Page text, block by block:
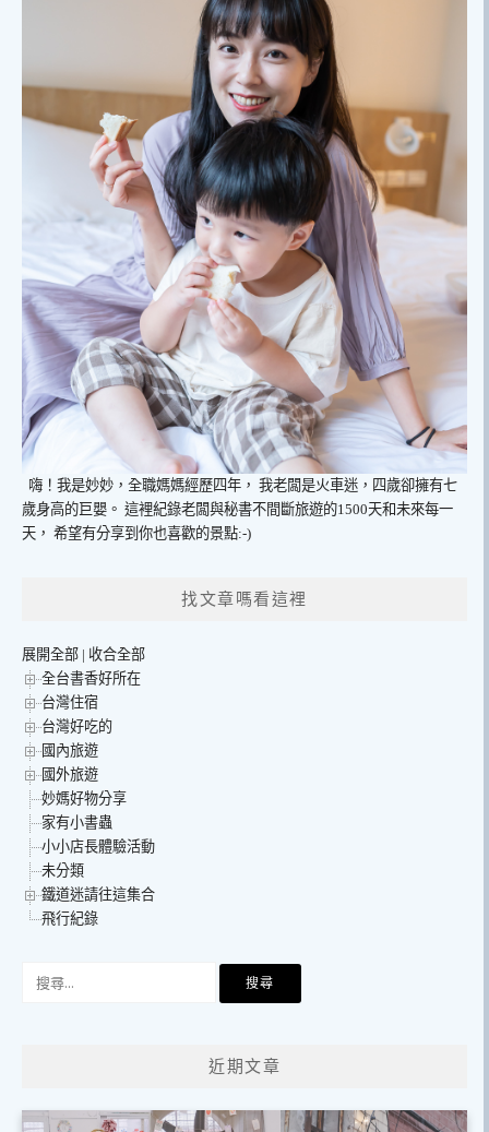
嗨！我是妙妙，全職媽媽經歷四年， 我老闆是火車迷，四歲卻擁有七
歲身高的巨嬰。 這裡紀錄老闆與秘書不間斷旅遊的1500天和未來每一
天， 希望有分享到你也喜歡的景點:-)
找文章嗎看這裡
展開全部 | 收合全部
全台書香好所在
台灣住宿
台灣好吃的
國內旅遊
國外旅遊
妙媽好物分享
家有小書蟲
小小店長體驗活動
未分類
鐵道迷請往這集合
飛行紀錄
近期文章